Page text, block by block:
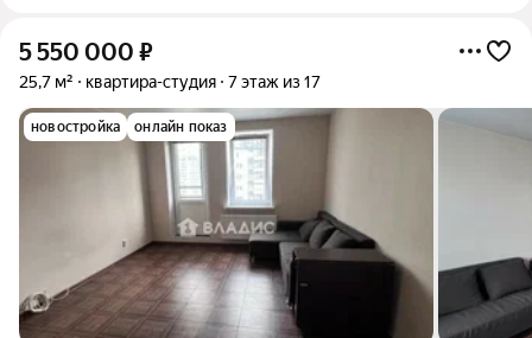
5 550 000 ₽
25,7 м² квартира-студия 7 этаж из 17
новостройка онлайн показ